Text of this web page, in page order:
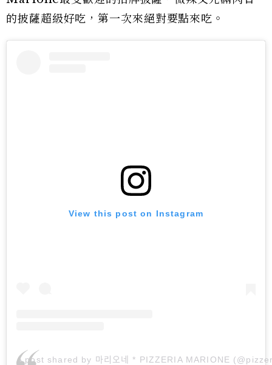
的披薩超級好吃，第一次來絕對要點來吃。
View this post on Instagram
A post shared by 마리오네 * PIZZERIA MARIONE